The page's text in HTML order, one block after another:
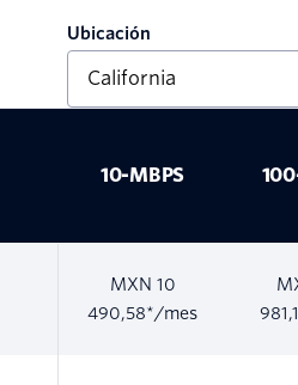
Ubicación
10-MBPS
MXN 10
490,58*/mes